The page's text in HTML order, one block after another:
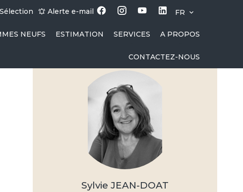
Sélection Alerte e-mail FR
NEUFS ESTIMATION SERVICES A PROPOS
CONTACTEZ-NOUS
Sylvie JEAN-DOAT